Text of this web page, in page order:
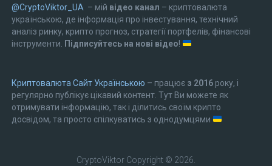
@CryptoViktor_UA – мій відео канал – криптовалюта
українською, де інформація про інвестування, технічний
аналіз ринку, крипто прогноз, стратегії портфелів, фінансові
інструменти.
Підписуйтесь на нові відео!
Криптовалюта Cайт Українською – працює з 2016року, і
регулярно публікує цікавий контент. Тут Ви можете як
отримувати інформацію, так і ділитись своїм крипто
досвідом, та просто спілкуватись з однодумцями
CryptoViktorCopyright © 2026.